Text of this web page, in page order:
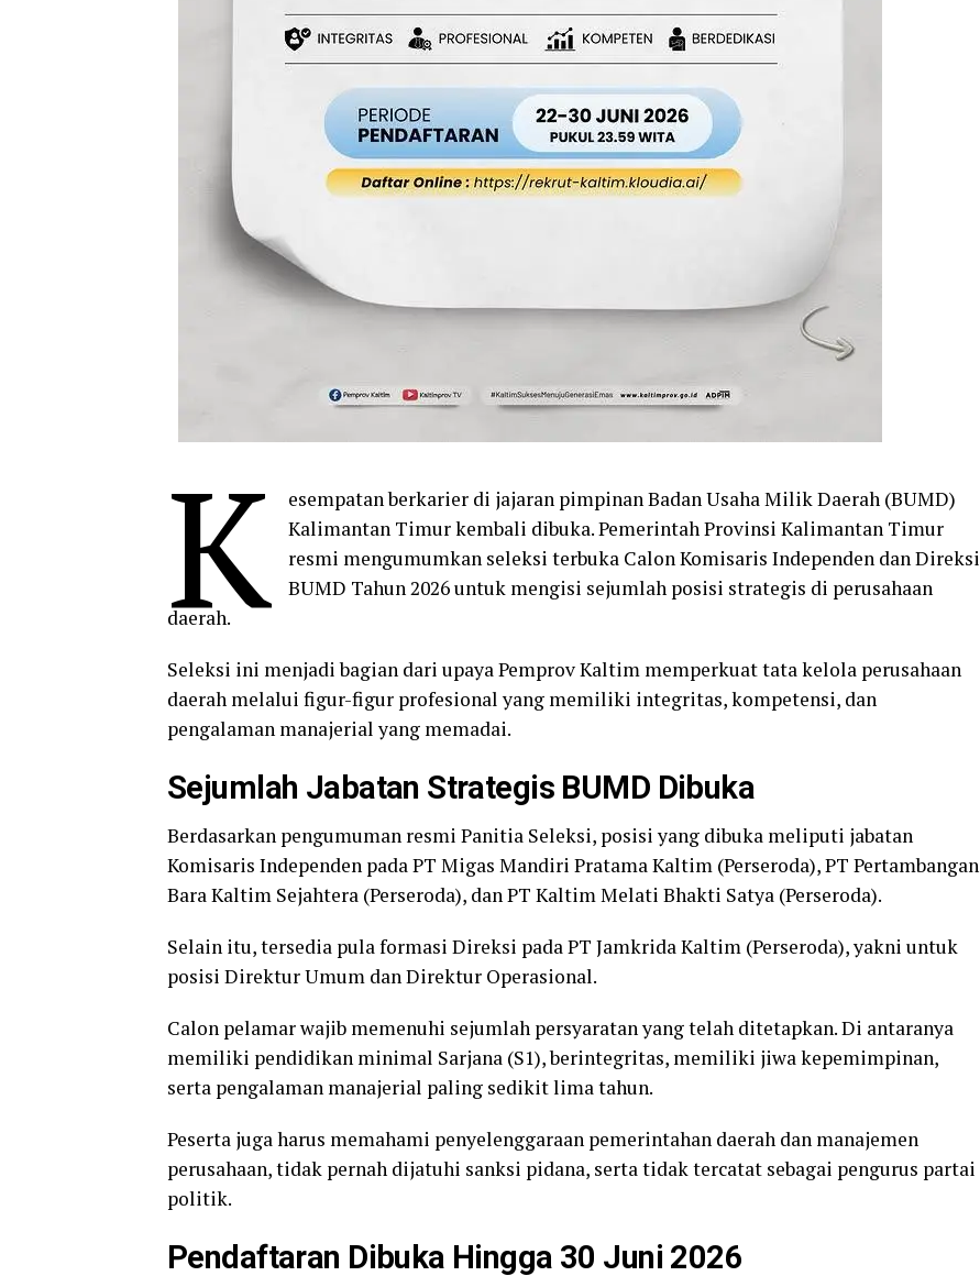
K
esempatan berkarier di jajaran pimpinan Badan Usaha Milik Daerah (BUMD)
Kalimantan Timur kembali dibuka. Pemerintah Provinsi Kalimantan Timur
resmi mengumumkan seleksi terbuka Calon Komisaris Independen dan Direksi
BUMD Tahun 2026 untuk mengisi sejumlah posisi strategis di perusahaan
daerah.
Seleksi ini menjadi bagian dari upaya Pemprov Kaltim memperkuat tata kelola perusahaan
daerah melalui figur-figur profesional yang memiliki integritas, kompetensi, dan
pengalaman manajerial yang memadai.
Sejumlah Jabatan Strategis BUMD Dibuka
Berdasarkan pengumuman resmi Panitia Seleksi, posisi yang dibuka meliputi jabatan
Komisaris Independen pada PT Migas Mandiri Pratama Kaltim (Perseroda), PT Pertambangan
Bara Kaltim Sejahtera (Perseroda), dan PT Kaltim Melati Bhakti Satya (Perseroda).
Selain itu, tersedia pula formasi Direksi pada PT Jamkrida Kaltim (Perseroda), yakni untuk
posisi Direktur Umum dan Direktur Operasional.
Calon pelamar wajib memenuhi sejumlah persyaratan yang telah ditetapkan. Di antaranya
memiliki pendidikan minimal Sarjana (S1), berintegritas, memiliki jiwa kepemimpinan,
serta pengalaman manajerial paling sedikit lima tahun.
Peserta juga harus memahami penyelenggaraan pemerintahan daerah dan manajemen
perusahaan, tidak pernah dijatuhi sanksi pidana, serta tidak tercatat sebagai pengurus partai
politik.
Pendaftaran Dibuka Hingga 30 Juni 2026